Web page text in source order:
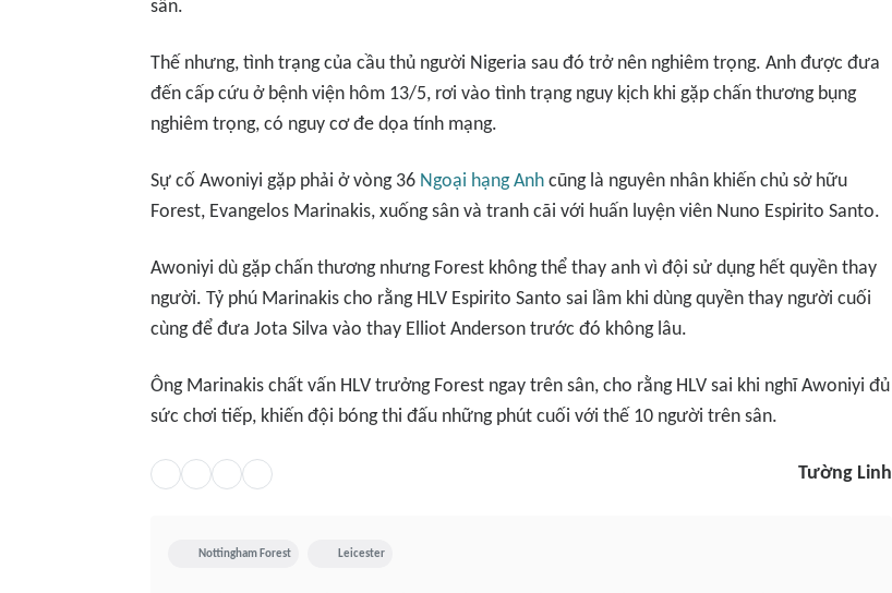
sân.
Thế nhưng, tình trạng của cầu thủ người Nigeria sau đó trở nên nghiêm trọng. Anh được đưa
đến cấp cứu ở bệnh viện hôm 13/5, rơi vào tình trạng nguy kịch khi gặp chấn thương bụng
nghiêm trọng, có nguy cơ đe dọa tính mạng.
Sự cố Awoniyi gặp phải ở vòng 36 Ngoại hạng Anh cũng là nguyên nhân khiến chủ sở hữu
Forest, Evangelos Marinakis, xuống sân và tranh cãi với huấn luyện viên Nuno Espirito Santo.
Awoniyi dù gặp chấn thương nhưng Forest không thể thay anh vì đội sử dụng hết quyền thay
người. Tỷ phú Marinakis cho rằng HLV Espirito Santo sai lầm khi dùng quyền thay người cuối
cùng để đưa Jota Silva vào thay Elliot Anderson trước đó không lâu.
Ông Marinakis chất vấn HLV trưởng Forest ngay trên sân, cho rằng HLV sai khi nghĩ Awoniyi đủ
sức chơi tiếp, khiến đội bóng thi đấu những phút cuối với thế 10 người trên sân.
Tường Linh
Nottingham Forest Leicester